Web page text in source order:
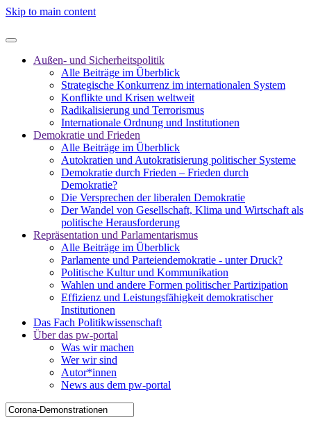
Skip to main content
Außen- und Sicherheitspolitik
Alle Beiträge im Überblick
Strategische Konkurrenz im internationalen System
Konflikte und Krisen weltweit
Radikalisierung und Terrorismus
Internationale Ordnung und Institutionen
Demokratie und Frieden
Alle Beiträge im Überblick
Autokratien und Autokratisierung politischer Systeme
Demokratie durch Frieden – Frieden durch
Demokratie?
Die Versprechen der liberalen Demokratie
Der Wandel von Gesellschaft, Klima und Wirtschaft als
politische Herausforderung
Repräsentation und Parlamentarismus
Alle Beiträge im Überblick
Parlamente und Parteiendemokratie - unter Druck?
Politische Kultur und Kommunikation
Wahlen und andere Formen politischer Partizipation
Effizienz und Leistungsfähigkeit demokratischer
Institutionen
Das Fach Politikwissenschaft
Über das pw-portal
Was wir machen
Wer wir sind
Autor*innen
News aus dem pw-portal